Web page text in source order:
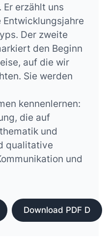
Er erzählt uns
Der zweite
den Beginn
auf die wir
Sie werden
kennenlernen:
die auf
und
qualitative
und
Download PDF D